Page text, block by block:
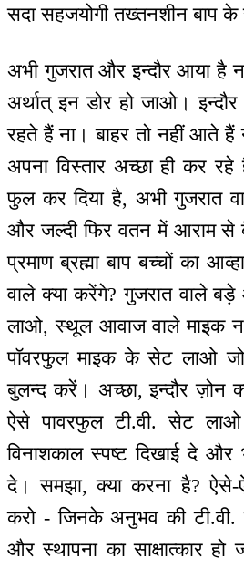
सदा सहजयोगी तख्तनशीन बाप
अभी गुजरात और इन्दौर आया है
अर्थात् इन डोर हो जाओ। इन्दौर
रहते हैं ना। बाहर तो नहीं आते
अपना विस्तार अच्छा ही कर
फुल कर दिया है, अभी गुजरात
और जल्दी फिर वतन में आराम
प्रमाण ब्रह्मा बाप बच्चों का
वाले क्या करेंगे? गुजरात वाले
लाओ, स्थूल आवाज वाले माइक
पॉवरफुल माइक के सेट लाओ जो
बुलन्द करें। अच्छा, इन्दौर ज़ोन
ऐसे पावरफुल टी.वी. सेट लाओ
विनाशकाल स्पष्ट दिखाई दे और
दे। समझा, क्या करना है? ऐसे-
करो - जिनके अनुभव की टी.वी.
और स्थापना का साक्षात्कार हो